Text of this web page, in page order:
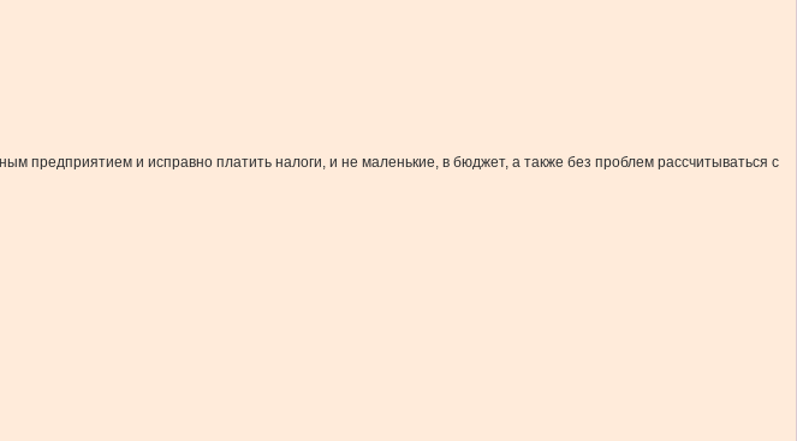
предприятием и исправно платить налоги, и не маленькие, в бюджет, а также без проблем рассчитываться с